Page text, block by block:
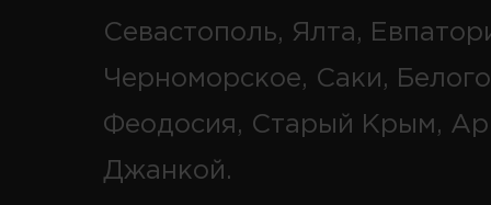
Севастополь, Ялта,
Черноморское, Саки,
Феодосия, Старый Крым,
Джанкой.